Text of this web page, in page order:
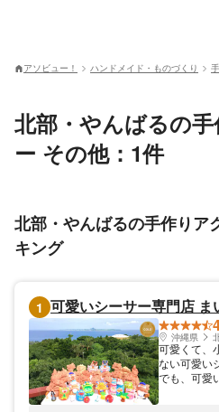
アソビュー！ ハンドメイド・ものづくり
北部・やんばるの
ー その他：1件
北部・やんばるの手作りア
キング
1 可愛いシーサー専門店 ま
沖縄県
可愛くて、
ない可愛い
でも、可愛